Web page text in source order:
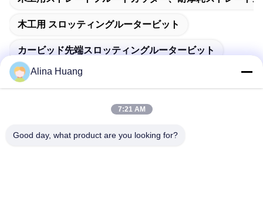
木工用 スロッティングルータービット
カービッド先端スロッティングルータービット
Alina Huang
7:21 AM
Good day, what product are you looking for?